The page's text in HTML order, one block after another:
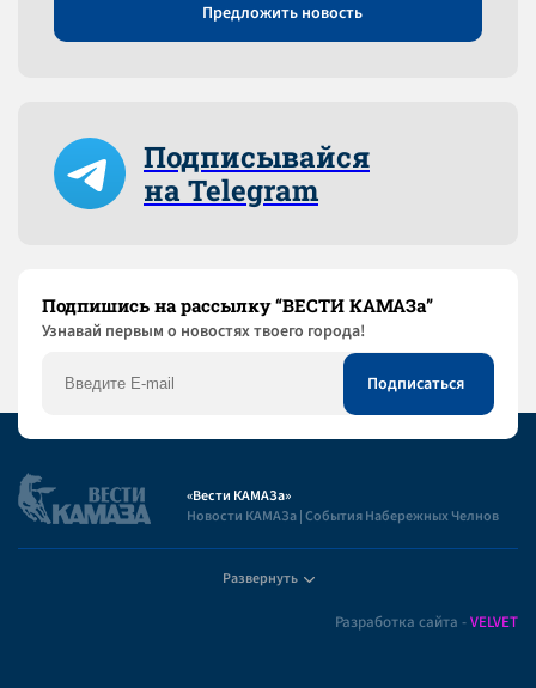
Предложить новость
Подписывайся
на Telegram
Подпишись на рассылку “ВЕСТИ КАМАЗа”
Узнaвай первым о новостях твоего города!
«Вести КАМАЗа»
Новости КАМАЗа | События Набережных Челнов
Развернуть
Разработка сайта -VELVET